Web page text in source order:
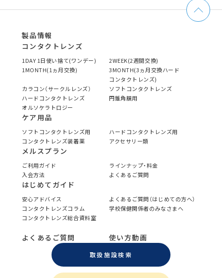
製品情報
コンタクトレンズ
1DAY 1日使い捨て(ワンデー)
2WEEK(2週間交換)
1MONTH(1ヵ月交換)
3MONTH(3ヵ月交換ハード
コンタクトレンズ)
カラコン（サークルレンズ）
ソフトコンタクトレンズ
ハードコンタクトレンズ
円錐角膜用
オルソケラトロジー
ケア用品
ソフトコンタクトレンズ用
ハードコンタクトレンズ用
コンタクトレンズ装着薬
アクセサリー類
メルスプラン
ご利用ガイド
ラインナップ・料金
入会方法
よくあるご質問
はじめてガイド
安心アドバイス
よくあるご質問（はじめての方へ）
コンタクトレンズコラム
学校保健関係者のみなさまへ
コンタクトレンズ総合資料室
よくあるご質問 使い方動画
取扱施設検索